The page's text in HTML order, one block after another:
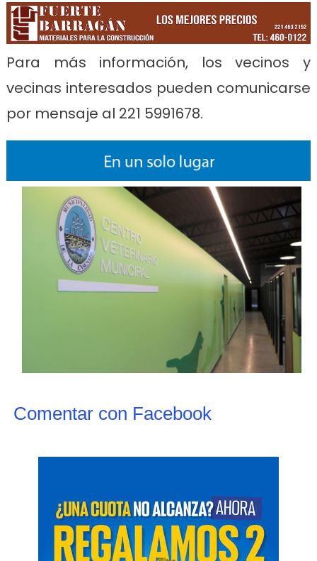
Para más información, los vecinos y
vecinas interesados pueden comunicarse
por mensaje al 221 5991678.
Comentar con Facebook